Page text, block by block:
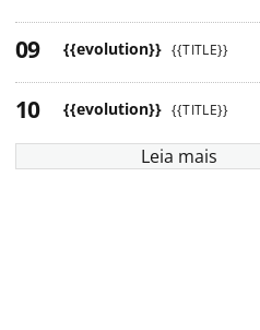
{{evolution}} {{TITLE}}
{{evolution}} {{TITLE}}
Leia mais